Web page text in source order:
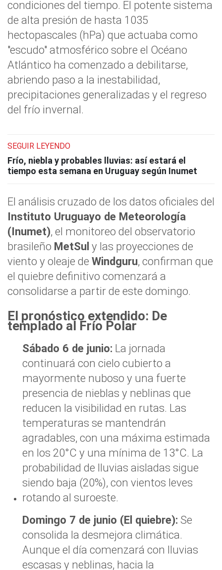
condiciones del tiempo. El potente sistema
de alta presión de hasta 1035
hectopascales (hPa) que actuaba como
"escudo" atmosférico sobre el Océano
Atlántico ha comenzado a debilitarse,
abriendo paso a la inestabilidad,
precipitaciones generalizadas y el regreso
del frío invernal.
SEGUIR LEYENDO
Frío, niebla y probables lluvias: así estará el
tiempo esta semana en Uruguay según Inumet
El análisis cruzado de los datos oficiales del
Instituto Uruguayo de Meteorología
(Inumet), el monitoreo del observatorio
brasileño MetSul y las proyecciones de
viento y oleaje de Windguru, confirman que
el quiebre definitivo comenzará a
consolidarse a partir de este domingo.
El pronóstico extendido: De
templado al Frío Polar
Sábado 6 de junio: La jornada
continuará con cielo cubierto a
mayormente nuboso y una fuerte
presencia de nieblas y neblinas que
reducen la visibilidad en rutas. Las
temperaturas se mantendrán
agradables, con una máxima estimada
en los 20°C y una mínima de 13°C. La
probabilidad de lluvias aisladas sigue
siendo baja (20%), con vientos leves
rotando al suroeste.
Domingo 7 de junio (El quiebre): Se
consolida la desmejora climática.
Aunque el día comenzará con lluvias
escasas y neblinas, hacia la